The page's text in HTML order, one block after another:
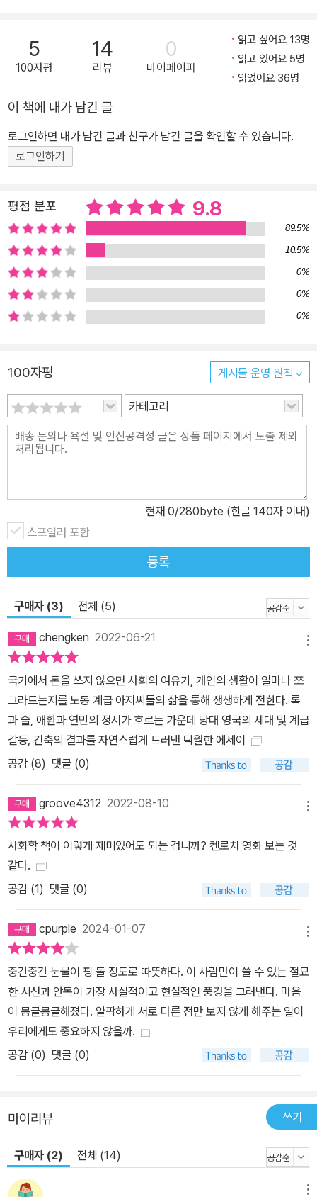
는데 왜 스스로 육체노동을 선택하여 전형적인 노동 계급의 일원이
되고 마는가’를 밝힌 작업이었다. 40여 년이 흐르는 동안, 그 소년들
은 어떤 어른이 되어 어떤 인생을 살았을까. 마침 남편과 그 친구들이
사람의 직업과 생활환경, 인생의 경로가 어떻게 변해왔는지를 서술하
며 영국 노동 계급의 어제와 오늘을 되짚는다. 리바이스 청바지에 닥
터 마틴 부츠를 신고 양껏 맥주를 마시다 젊은 동양 미인과 사랑에 빠
영국 노동 계급의 삶을 지탱하는 긍지와 자부심, 어떤 상황에서도 꿋
꿋하게 살아내는 강인한 생명력에 관한 이야기이다. “뭐, 그래도 죽지
는 않겠지. 우리 대처 시대에도 살아남았잖아”(287쪽)라는 저자 남
편의 말처럼, 이들은 영국이 전후 ‘요람에서 무덤까지’의 복지사회를
지나 각자도생의 긴축 시대로 접어들고, 글로벌 자본주의의 격랑 속
에서 브렉시트를 감행하기까지 택시를 몰고 자동차를 수리하고 도장
일을 하며 생활 세계를 지켰다. 젊은 세대의 앞길을 가로막는다는 비
처한 이웃을 보호하는 이들의 모습에서 영국 사회에 면면히 이어지는
‘계급의식’의 구체적 얼굴을 엿볼 수 있다. 계급이라는 주제를 잘 꺼내
지 않는 한국 사회에 록과 술, 중장년의 서글픔을 더해 부담스럽지 않
게 계급 이야기를 건네는 책이다. 세대론과 계급론 사이로 미끄러지
는 밑바닥 사회의 생활과 노동, 강인함과 취약함에 관한 이야기 브래
노동 계급 아저씨들도 자세히 들여다보면 여러 종류의 사람들이 있어
서 대충 하나로 묶을 수 없다는 것을 나는 안다”(7쪽)라면서 자신이
오래 만나고 겪은 노동 계급 ‘아저씨들(그리고 아줌마들)’의 이야기를
펼쳐놓는다. 60대의 자동차 파견 수리공 출신 레이는 30대의 수완
좋은 사업가이자 세 아이의 엄마인 레이철과 파트너가 되어 전업주부
자들이 몰려오고 국경과 주권이 흐릿해지는 게 싫었던 레이가 찬성표
를 던지자, 이민자들을 고객으로 상대하며 사업 확장의 야망을 불태
우던 레이철은 불같이 화를 낸다. 복지국가의 청년이었던 레이와 신
자유주의의 적자 레이철은 생활과 노동에 대해 완전히 다른 가치관을
드러내는데, 이는 현재 영국 사회가 겪고 있는 세대 갈등의 일면이기
도 하다. 결국 레이철은 떠나고 레이는 잠시 흔들리지만 “절망 같은
낭만적인 것은 위쪽 계급 놈들이나 하는 거야”(132쪽)라며 마음을 잡
나온 체념이라고 표현한다. 마트에서 일하는 스티브는 이민자의 증가
사는 이민자들은 존중해야 한다는 신념을 가진 사람이다. 그래서 동
네의 10대들이 중국인들을 괴롭히자 야간 순찰대를 조직해 그들을
보호한다. 정부가 빈민가를 방치한다면 우리 스스로 우리를 돌보겠다
며 상호 부조의 정신을 실천한다. 스티브는 또한 일하지 않는 시간에
도서관에서 책을 읽는 것이 인생의 낙인 사람인데, 긴축 재정의 여파
로 도서관이 폐쇄되고 어린이 놀이방 한구석에 책 상자만 남게 되자
그곳을 지키고 앉아 꿋꿋하게 시의 도서 배송 서비스를 이용한다. 빡
빡머리에 매서운 눈빛을 한 아저씨가 스키니 진을 입고 닥터 마틴 부
츠를 신은 채 어린이 놀이방 한구석에 앉아 책을 읽는 모습에 저자는
‘과연 이것이야말로 긴축 재정에 항거하는 민중의 모습이로군’(72
쪽) 하며 감탄한다. 항거하는 와중에 놀이방을 방문한 아이들과 엄마
들을 살뜰히 챙기는 스티브는 ‘브렉시트에 찬성하는 꼴통 보수 아저
씨’라는 말로 단정 지을 수 없는 한 사람의 복잡하고 다채로운 면모를
인 그 연인을 위해 플래카드 만드는 법과 노동조합의 힘을 알려주는
사이먼, 싱글 맘으로 온갖 육체노동을 하며 가족의 생계를 책임지다
가 공영 주택지에서 죽을 수는 없다며 혼자 힘으로 집 전체를 뜯어 고
쳐 내놓은 60대 여성 재키, 술고래에 축구광에 화려한 여성 편력을
자랑하다 말년에는 베트남 여성을 영국에 불러들여 임종까지 지키게
5
100자평
14
리뷰
0
마이페이퍼
읽고 싶어요 13명
읽고 있어요 5명
읽었어요 36명
이 책에 내가 남긴 글
로그인하면 내가 남긴 글과 친구가 남긴 글을 확인할 수 있습니다.
로그인하기
평점 분포 9.8
89.5%
10.5%
0%
0%
0%
100자평 게시물 운영 원칙
카테고리
현재 0/280byte (한글 140자 이내)
스포일러 포함
등록
구매자 (3) 전체 (5)
chengken 2022-06-21
국가에서 돈을 쓰지 않으면 사회의 여유가, 개인의 생활이 얼마나 쪼
그라드는지를 노동 계급 아저씨들의 삶을 통해 생생하게 전한다. 록
과 술, 애환과 연민의 정서가 흐르는 가운데 당대 영국의 세대 및 계급
갈등, 긴축의 결과를 자연스럽게 드러낸 탁월한 에세이
공감 (8) 댓글 (0)
groove4312 2022-08-10
사회학 책이 이렇게 재미있어도 되는 겁니까? 켄로치 영화 보는 것
같다.
공감 (1) 댓글 (0)
cpurple 2024-01-07
중간중간 눈물이 핑 돌 정도로 따뜻하다. 이 사람만이 쓸 수 있는 절묘
한 시선과 안목이 가장 사실적이고 현실적인 풍경을 그려낸다. 마음
이 몽글몽글해졌다. 얄팍하게 서로 다른 점만 보지 않게 해주는 일이
우리에게도 중요하지 않을까.
공감 (0) 댓글 (0)
마이리뷰 쓰기
구매자 (2) 전체 (14)